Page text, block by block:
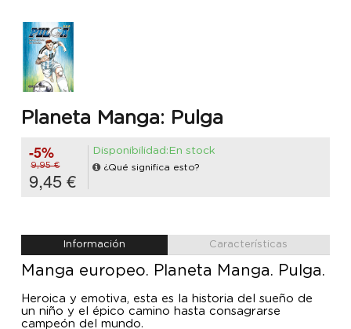
Planeta Manga: Pulga
-5%
9,95 €
9,45 €
Disponibilidad:En stock
¿Qué significa esto?
Información Características
Manga europeo. Planeta Manga. Pulga.
Heroica y emotiva, esta es la historia del sueño de
un niño y el épico camino hasta consagrarse
campeón del mundo.